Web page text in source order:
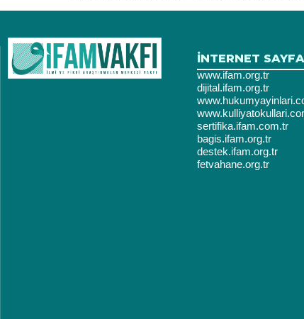
İNTERNET
www.ifam.org.tr
dijital.ifam.org.tr
sertifika.ifam.com.tr
bagis.ifam.org.tr
destek.ifam.org.tr
fetvahane.org.tr